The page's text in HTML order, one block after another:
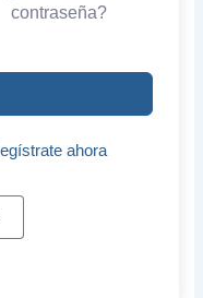
contraseña?
ahora